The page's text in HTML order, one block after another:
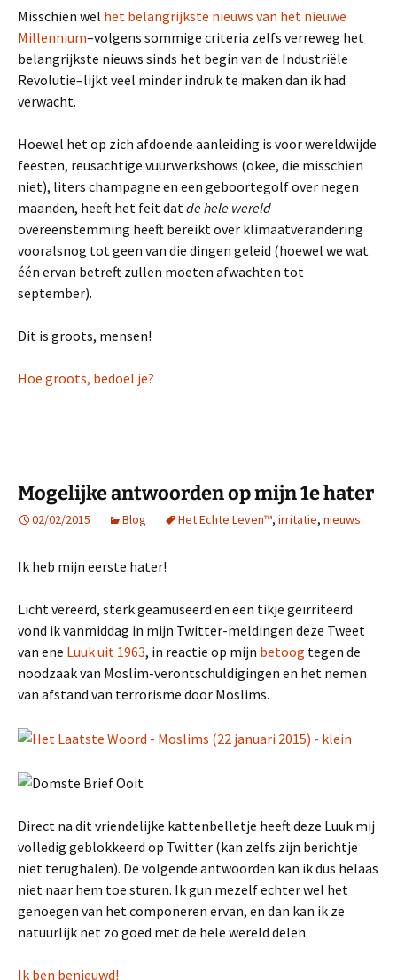
Misschien wel het belangrijkste nieuws van het nieuwe
Millennium–volgens sommige criteria zelfs verreweg het
belangrijkste nieuws sinds het begin van de Industriële
Revolutie–lijkt veel minder indruk te maken dan ik had
verwacht.
Hoewel het op zich afdoende aanleiding is voor wereldwijde
feesten, reusachtige vuurwerkshows (okee, die misschien
niet), liters champagne en een geboortegolf over negen
maanden, heeft het feit dat de hele wereld
overeenstemming heeft bereikt over klimaatverandering
vooralsnog tot geen van die dingen geleid (hoewel we wat
één ervan betreft zullen moeten afwachten tot
september).
Dit is groots, mensen!
Hoe groots, bedoel je?
Mogelijke antwoorden op mijn 1e hater
02/02/2015 Blog Het Echte Leven™, irritatie, nieuws
Ik heb mijn eerste hater!
Licht vereerd, sterk geamuseerd en een tikje geïrriteerd
vond ik vanmiddag in mijn Twitter-meldingen deze Tweet
van ene Luuk uit 1963, in reactie op mijn betoog tegen de
noodzaak van Moslim-verontschuldigingen en het nemen
van afstand van terrorisme door Moslims.
Direct na dit vriendelijke kattenbelletje heeft deze Luuk mij
volledig geblokkeerd op Twitter (kan zelfs zijn berichtje
niet terughalen). De volgende antwoorden kan ik dus helaas
niet naar hem toe sturen. Ik gun mezelf echter wel het
genoegen van het componeren ervan, en dan kan ik ze
natuurlijk net zo goed met de hele wereld delen.
Ik ben benieuwd!